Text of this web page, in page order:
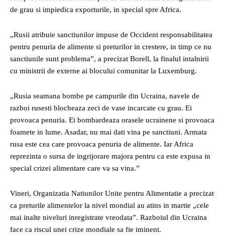
de grau si impiedica exporturile, in special spre Africa.
„Rusii atribuie sanctiunilor impuse de Occident responsabilitatea
pentru penuria de alimente si preturilor in crestere, in timp ce nu
sanctiunile sunt problema”, a precizat Borell, la finalul intalnirii
cu ministrii de externe ai blocului comunitar la Luxemburg.
„Rusia seamana bombe pe campurile din Ucraina, navele de
razboi rusesti blocheaza zeci de vase incarcate cu grau. Ei
provoaca penuria. Ei bombardeaza orasele ucrainene si provoaca
foamete in lume. Asadar, nu mai dati vina pe sanctiuni. Armata
rusa este cea care provoaca penuria de alimente. Iar Africa
reprezinta o sursa de ingrijorare majora pentru ca este expusa in
special crizei alimentare care va sa vina.”
Vineri, Organizatia Natiunilor Unite pentru Alimentatie a precizat
ca preturile alimentelor la nivel mondial au atins in martie „cele
mai inalte niveluri inregistrate vreodata”. Razboiul din Ucraina
face ca riscul unei crize mondiale sa fie iminent.